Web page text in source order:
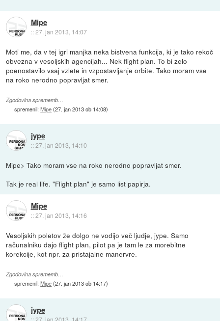
Mipe
::27. jan 2013, 14:07
Moti me, da v tej igri manjka neka bistvena funkcija, ki je tako rekoč
obvezna v vesoljskih agencijah... Nek flight plan. To bi zelo
poenostavilo vsaj vzlete in vzpostavljanje orbite. Tako moram vse
na roko nerodno popravljat smer.
Zgodovina sprememb…
spremenil:Mipe(27. jan 2013 ob 14:08)
jype
::27. jan 2013, 14:10
Mipe> Tako moram vse na roko nerodno popravljat smer.
Tak je real life. "Flight plan" je samo list papirja.
Mipe
::27. jan 2013, 14:16
Vesoljskih poletov že dolgo ne vodijo več ljudje, jype. Samo
računalniku dajo flight plan, pilot pa je tam le za morebitne
korekcije, kot npr. za pristajalne manervre.
Zgodovina sprememb…
spremenil:Mipe(27. jan 2013 ob 14:17)
jype